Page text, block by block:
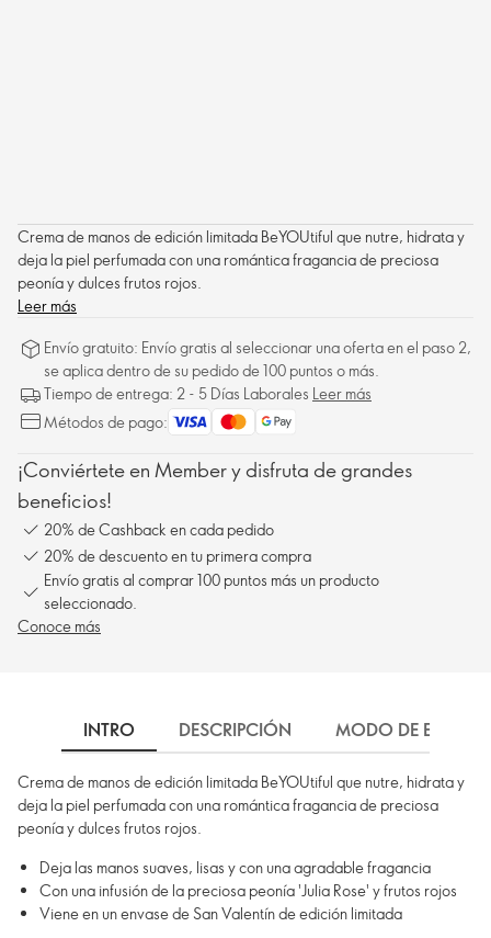
Crema de manos de edición limitada BeYOUtiful que nutre, hidrata y
deja la piel perfumada con una romántica fragancia de preciosa
peonía y dulces frutos rojos.
Leer más
Envío gratuito: Envío gratis al seleccionar una oferta en el paso 2,
se aplica dentro de su pedido de 100 puntos o más.
Tiempo de entrega: 2 - 5 Días Laborales Leer más
Métodos de pago:
¡Conviértete en Member y disfruta de grandes
beneficios!
20% de Cashback en cada pedido
20% de descuento en tu primera compra
Envío gratis al comprar 100 puntos más un producto
seleccionado.
Conoce más
INTRO DESCRIPCIÓN MODO DE EMPLEO
Crema de manos de edición limitada BeYOUtiful que nutre, hidrata y
deja la piel perfumada con una romántica fragancia de preciosa
peonía y dulces frutos rojos.
Deja las manos suaves, lisas y con una agradable fragancia
Con una infusión de la preciosa peonía 'Julia Rose' y frutos rojos
Viene en un envase de San Valentín de edición limitada